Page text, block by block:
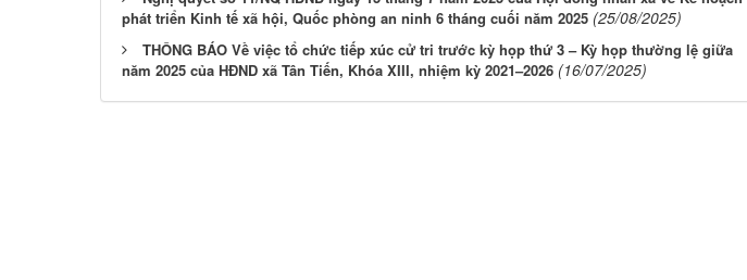
phát triển Kinh tế xã hội, Quốc phòng an ninh 6 tháng cuối năm 2025 (25/08/2025)
THÔNG BÁO Về việc tổ chức tiếp xúc cử tri trước kỳ họp thứ 3 – Kỳ họp thường lệ giữa
năm 2025 của HĐND xã Tân Tiến, Khóa XIII, nhiệm kỳ 2021–2026 (16/07/2025)